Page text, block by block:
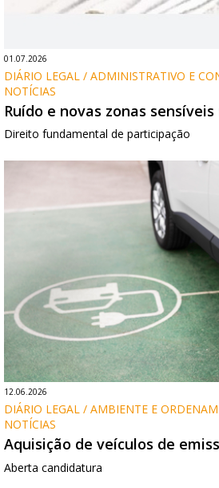
01.07.2026
DIÁRIO LEGAL / ADMINISTRATIVO E
NOTÍCIAS
Ruído e novas zonas sensíveis
Direito fundamental de participação
12.06.2026
DIÁRIO LEGAL / AMBIENTE E
NOTÍCIAS
Aquisição de veículos de
Aberta candidatura